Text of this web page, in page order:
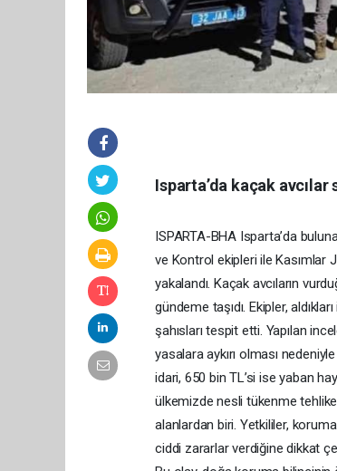
Isparta’da kaçak
ISPARTA-BHA Isparta’da
ve Kontrol ekipleri ile Kasımlar
yakalandı. Kaçak avcıların
gündeme taşıdı. Ekipler,
şahısları tespit etti. Yapılan
yasalara aykırı olması
idari, 650 bin TL’si ise yaban
ülkemizde nesli tükenme
alanlardan biri. Yetkililer,
ciddi zararlar verdiğine dikkat